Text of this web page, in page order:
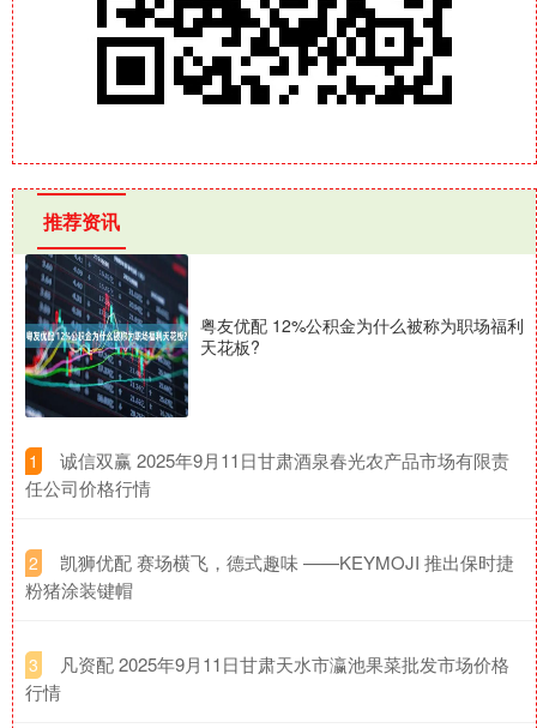
推荐资讯
粤友优配 12%公积金为什么被称为职场福利
天花板?
1
​诚信双赢 2025年9月11日甘肃酒泉春光农产品市场有限责
任公司价格行情
2
​凯狮优配 赛场横飞，德式趣味 ——KEYMOJI 推出保时捷
粉猪涂装键帽
3
​凡资配 2025年9月11日甘肃天水市瀛池果菜批发市场价格
行情